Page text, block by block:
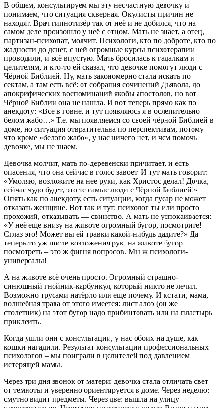
В общем, консультируем мы эту несчастную девочку и
понимаем, что ситуация скверная. Окулисты причин не
находят. Врач гипнотизёр так от неё и не добился, что на
самом деле произошло у неё с отцом. Мать не знает, а отец,
партизан-психопат, молчит. Психологи, кто по доброте, кто по
жадности до денег, с ней огромные курсы психотерапии
проводили, и всё впустую. Мать бросилась к гадалкам и
целителям, и кто-то ей сказал, что девочке помогут люди с
Чёрной Библией. Ну, мать закономерно стала искать по
сектам, а там есть всё: от собрания сочинений Дьявола, до
апокрифических воспоминаний якобы апостолов, но вот
Чёрной Библии она не нашла. И вот теперь прямо как по
анекдоту: «Все в говне, и тут появляюсь я в ослепительно
белом жабо…» Т.е. мы появляемся со своей чёрной Библией в
доме, но ситуация отвратительна по перспективам, потому
что кроме «белого жабо», у нас ничего нет, и чем помочь
девочке, мы не знаем.
Девочка молчит, мать по-деревенски причитает, и есть
опасения, что она сейчас в голос завоет. И тут мать говорит:
«Умоляю, возложите на нее руки, как Христос делал! Дочка,
сейчас чудо будет, это те самые люди с Чёрной Библией!»
Опять как по анекдоту, есть ситуации, когда гусар не может
отказать женщине. Вот так и тут: психолог ты или просто
прохожий, отказывать — свинство. А мать не успокаивается:
«У неё еще внизу на животе огромный бугор, посмотрите!
Сглаз это! Может вы ей травки какой-нибудь дадите?» Да
теперь-то уж после возложения рук, на животе бугор
посмотреть – это ж фигня вопросов. Мы ж психологи-
универсалы!
А на животе всё очень просто. Огромный страшно-
синюшный гнойник-карбункул, который никто не лечил.
Возможно трусами натёрло или еще почему. И кстати, мама,
волшебная трава от этого имеется: лист алоэ (он же
столетник) на этот бугор надо прибинтовать или на пластырь
приклеить.
Когда ушли они с консультации, у нас обоих на душе, как
кошки нагадили. Результат консультации профессиональных
психологов – мы поиграли в целителей под давлением
истерящей мамы.
Через три дня звонок от матери: девочка стала отличать свет
от темноты и уверенно ориентируется в доме. Через неделю:
смутно видит предметы. Через две: вышла на улицу